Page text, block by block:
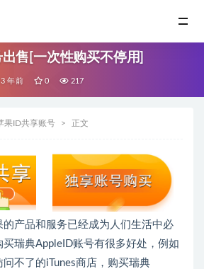
售[一次性购买不停用]
年前 0 217
果ID共享账号 正文
产品和服务已经成为人们生活中必
瑞典AppleID账号有很多好处，例如
不了的iTunes商店，购买瑞典